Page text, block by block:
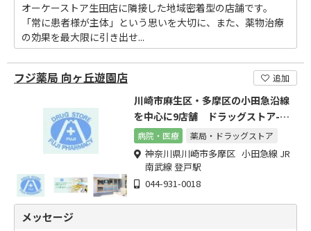
オーケーストア生田店に隣接した地域密着型の店舗です。
「常に患者様が主体」という思いを大切に、また、薬物治療
の効果を最大限に引き出せ...
フジ薬局 向ヶ丘遊園店 追加
川崎市麻生区・多摩区の小田急沿線
を中心に9店舗 ドラッグストア-フ
ジ薬局チェーン
病院・医療 薬局・ドラッグストア
神奈川県川崎市多摩区 小田急線 JR
南武線 登戸駅
044-931-0018
メッセージ